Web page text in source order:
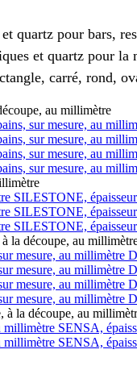
quartz pour bars,
et quartz pour
carré, rond,
au millimètre
sur mesure, au
sur mesure, au
sur mesure, au
sur mesure, au
SILESTONE,
SILESTONE,
SILESTONE,
la découpe, au
mesure, au millimètre
mesure, au millimètre
mesure, au millimètre
mesure, au millimètre
à la découpe, au
millimètre SENSA,
millimètre SENSA,